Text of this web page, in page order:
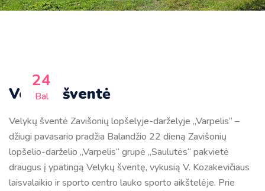
24
Bal
Velykų šventė
Velykų šventė Zavišonių lopšelyje-darželyje „Varpelis“ –
džiugi pavasario pradžia Balandžio 22 dieną Zavišonių
lopšelio-darželio „Varpelis“ grupė „Saulutės“ pakvietė
draugus į ypatingą Velykų šventę, vykusią V. Kozakevičiaus
laisvalaikio ir sporto centro lauko sporto aikštelėje. Prie